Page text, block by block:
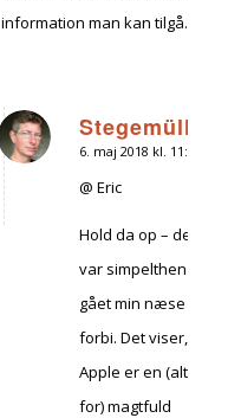
information man kan tilgå.
Stegemüller
siger:
6. maj 2018 kl. 11:39
@ Eric
Hold da op – det
var simpelthen
gået min næse
forbi. Det viser, at
Apple er en (alt
for) magtfuld